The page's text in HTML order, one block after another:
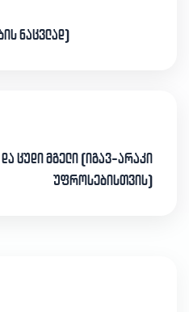
ნაცვლად)
ცუდი მგელი (იგავ-არაკი
უფროსებისთვის)